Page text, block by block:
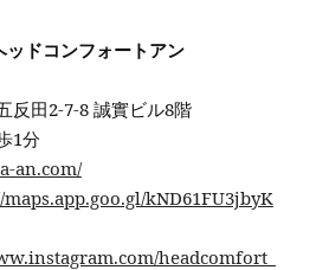
ドコンフォートアン
反田2-7-8 誠實ビル8階
1分
an.com/
kND61FU3jbyK
headcomfort_